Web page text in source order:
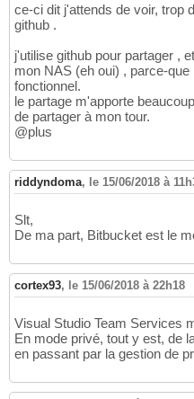
ce-ci dit j'attends de voir, trop
github .
j'utilise github pour partager ,
mon NAS (eh oui) , parce-
fonctionnel.
le partage m'apporte
de partager à mon tour.
@plus
riddyndoma, le 15/06/2018 à
Slt,
De ma part, Bitbucket est le
cortex93, le 15/06/2018 à 22h18
Visual Studio Team Services
En mode privé, tout y est, de
en passant par la gestion de